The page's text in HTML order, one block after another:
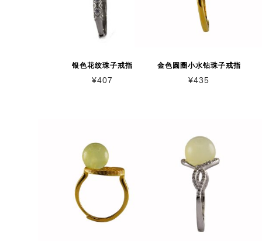
银色花纹珠子戒指
¥407
金色圆圈小水钻珠子戒指
¥435